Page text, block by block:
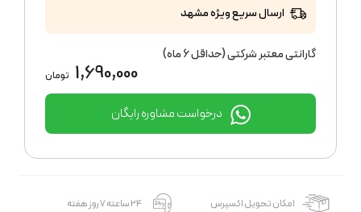
ارسال سریع ویژه مشهد
گارانتی معتبر شرکتی (حداقل 6 ماه)
1,690,000 تومان
درخواست مشاوره رایگان
امکان تحویل اکسپرس 24 ساعته 7 روز هفته